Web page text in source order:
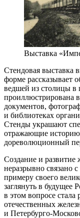
Выставка
Стендовая выставка
форме рассказывает
ведшей из столицы
проиллюстрирована
документов,
и библиотеках
Стенды украшают
отражающие историю
дореволюционный
Создание и развитие
неразрывно связано
примеру своего
заглянуть в будущее
в этом вопросе
отечественных
и Петербурго-